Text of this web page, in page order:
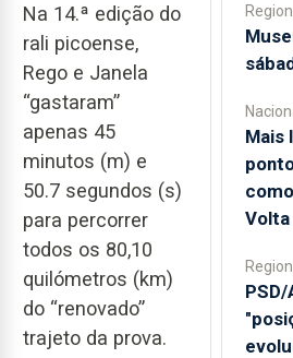
Na 14.ª edição do
rali picoense,
Rego e Janela
“gastaram”
apenas 45
minutos (m) e
50.7 segundos (s)
para percorrer
todos os 80,10
quilómetros (km)
do “renovado”
trajeto da prova.
Mais
Volta